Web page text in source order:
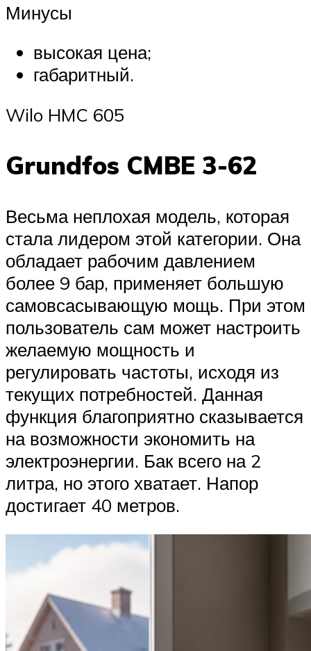
Минусы
высокая цена;
габаритный.
Wilo HMC 605
Grundfos CMBE 3-62
Весьма неплохая модель, которая
стала лидером этой категории. Она
обладает рабочим давлением
более 9 бар, применяет большую
самовсасывающую мощь. При этом
пользователь сам может настроить
желаемую мощность и
регулировать частоты, исходя из
текущих потребностей. Данная
функция благоприятно сказывается
на возможности экономить на
электроэнергии. Бак всего на 2
литра, но этого хватает. Напор
достигает 40 метров.